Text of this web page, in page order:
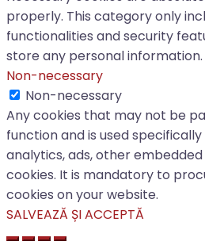
properly. This category only
functionalities and security
store any personal information.
Non-necessary
Non-necessary
Any cookies that may not be
function and is used
analytics, ads, other
cookies. It is mandatory to
cookies on your website.
SALVEAZĂ ȘI ACCEPTĂ